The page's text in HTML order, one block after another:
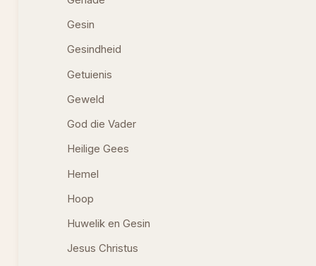
Gesin
Gesindheid
Getuienis
Geweld
God die Vader
Heilige Gees
Hemel
Hoop
Huwelik en Gesin
Jesus Christus